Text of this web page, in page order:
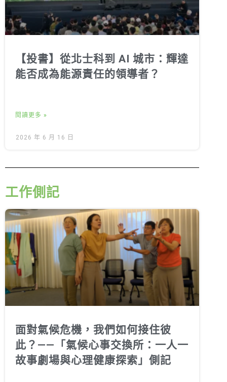
【投書】從北士科到 AI 城市：輝達
能否成為能源責任的領導者？
閱讀更多 »
2026 年 6 月 16 日
工作側記
面對氣候危機，我們如何接住彼
此？——「氣候心事交換所：一人一
故事劇場與心理健康探索」側記